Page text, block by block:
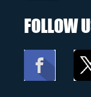
FOLLOW